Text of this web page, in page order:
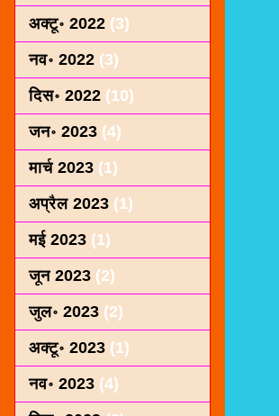
अक्टू॰ 2022 (3)
नव॰ 2022 (3)
दिस॰ 2022 (10)
जन॰ 2023 (4)
मार्च 2023 (1)
अप्रैल 2023 (1)
मई 2023 (1)
जून 2023 (2)
जुल॰ 2023 (2)
अक्टू॰ 2023 (1)
नव॰ 2023 (4)